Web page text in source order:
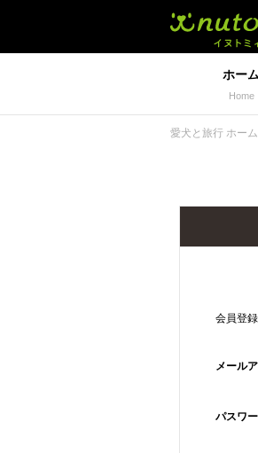
ホーム
Home
愛犬と旅行 ホーム
会員登
メール
パスワ